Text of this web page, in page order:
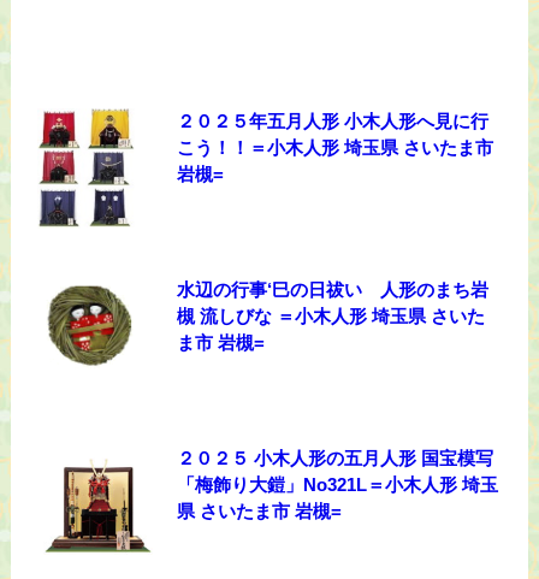
２０２５年五月人形 小木人形へ見に行
こう！！＝小木人形 埼玉県 さいたま市
岩槻=
水辺の行事‘巳の日祓い 人形のまち岩
槻 流しびな ＝小木人形 埼玉県 さいた
ま市 岩槻=
２０２５ 小木人形の五月人形 国宝模写
「梅飾り大鎧」No321L＝小木人形 埼玉
県 さいたま市 岩槻=